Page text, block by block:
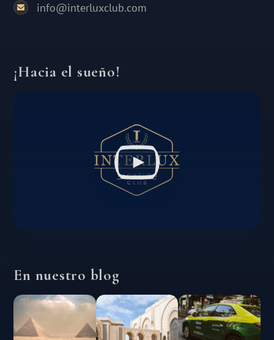
info@interluxclub.com
¡Hacia el sueño!
En nuestro blog